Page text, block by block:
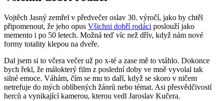
Vojtěch Jasný zemřel v předvečer oslav 30. výročí, jako by chtěl
připomenout, že jeho opus Všichni dobří rodáci poslouží jako
memento i po 50 letech. Možná teď víc než dřív, když nám nové
formy totality klepou na dveře.
Dal jsem si to včera večer už po x-té a zase mě to vtáhlo. Dokonce
bych řekl, že málokterý film z poslední doby ve mně vyvolal tak
silné emoce. Váhám, čím se mu to daří, když se skoro v ničem
netrefuje do mých oblíbených žánrů nebo témat. Asi přesvědčivostí
herců a vynikající kamerou, kterou vedl Jaroslav Kučera.